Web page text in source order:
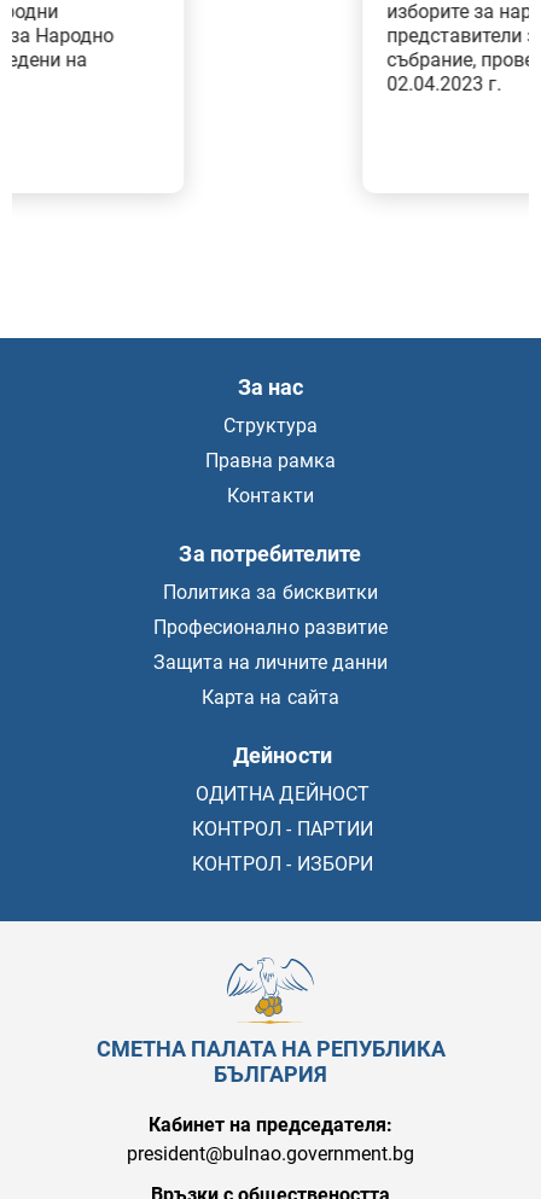
представители за Народно
събрание, проведени на
За нас
Структура
Правна рамка
Контакти
За потребителите
Политика за бисквитки
Професионално развитие
Защита на личните данни
Карта на сайта
Дейности
ОДИТНА ДЕЙНОСТ
КОНТРОЛ - ПАРТИИ
КОНТРОЛ - ИЗБОРИ
СМЕТНА ПАЛАТА НА РЕПУБЛИКА
БЪЛГАРИЯ
Кабинет на председателя:
president@bulnao.government.bg